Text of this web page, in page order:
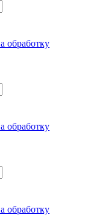
обработку
обработку
обработку